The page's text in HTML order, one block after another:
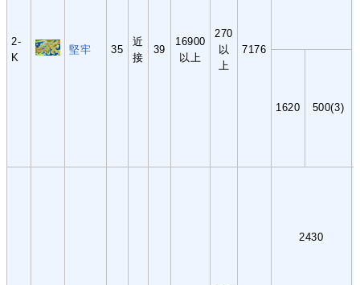
2-
K
堅牢 35
近
接
39
16900
以上
270
以
上
7176
1620 500(3)
2430